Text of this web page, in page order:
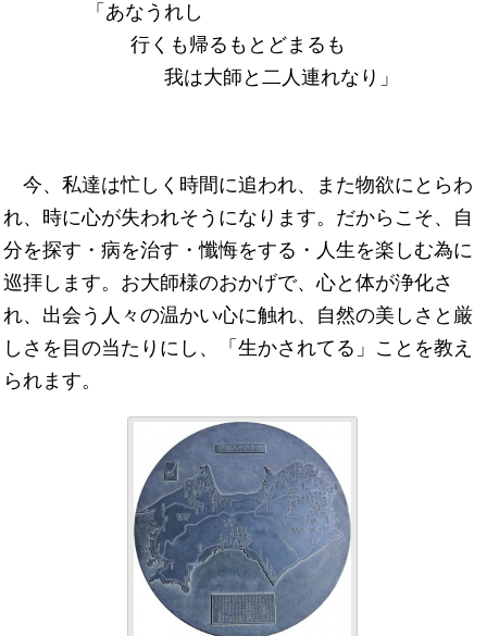
「あなうれし
行くも帰るもとどまるも
我は大師と二人連れなり」
今、私達は忙しく時間に追われ、また物欲にとらわ
れ、時に心が失われそうになります。だからこそ、自
分を探す・病を治す・懺悔をする・人生を楽しむ為に
巡拝します。お大師様のおかげで、心と体が浄化さ
れ、出会う人々の温かい心に触れ、自然の美しさと厳
しさを目の当たりにし、「生かされてる」ことを教え
られます。